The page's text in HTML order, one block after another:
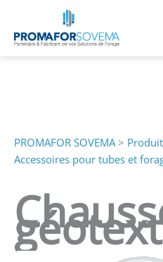
contenu
PROMAFOR SOVEMA>
Accessoires pour tubes et